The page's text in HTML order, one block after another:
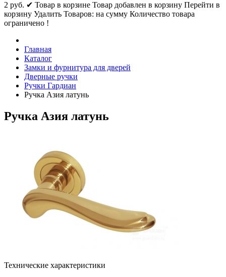
2 руб. ✔ Товар в корзине Товар добавлен в корзину Перейти в
корзину Удалить Товаров: на сумму Количество товара
ограничено !
Главная
Каталог
Замки и фурнитура для дверей
Дверные ручки
Ручки Гардиан
Ручка Азия латунь
Ручка Азия латунь
Технические характеристики